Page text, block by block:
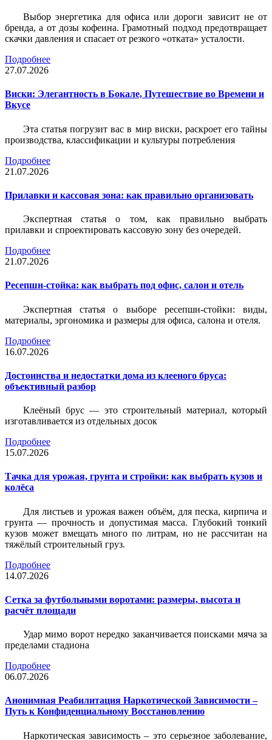
Выбор энергетика для офиса или дороги зависит не от
бренда, а от дозы кофеина. Грамотный подход предотвращает
скачки давления и спасает от резкого «отката» усталости.
Подробнее
27.07.2026
Виски: Элегантность в Бокале, Путешествие во Времени и
Вкусе
Эта статья погрузит вас в мир виски, раскроет его тайны
производства, классификации и культуры потребления
Подробнее
21.07.2026
Прилавки и кассовая зона: как правильно организовать
Экспертная статья о том, как правильно выбрать
прилавки и спроектировать кассовую зону без очередей.
Подробнее
21.07.2026
Ресепшн-стойка: как выбрать под офис, салон и отель
Экспертная статья о выборе ресепшн-стойки: виды,
материалы, эргономика и размеры для офиса, салона и отеля.
Подробнее
16.07.2026
Достоинства и недостатки дома из клееного бруса:
объективный разбор
Клеёный брус — это строительный материал, который
изготавливается из отдельных досок
Подробнее
15.07.2026
Тачка для урожая, грунта и стройки: как выбрать кузов и
колёса
Для листьев и урожая важен объём, для песка, кирпича и
грунта — прочность и допустимая масса. Глубокий тонкий
кузов может вмещать много по литрам, но не рассчитан на
тяжёлый строительный груз.
Подробнее
14.07.2026
Сетка за футбольными воротами: размеры, высота и
расчёт площади
Удар мимо ворот нередко заканчивается поисками мяча за
пределами стадиона
Подробнее
06.07.2026
Анонимная Реабилитация Наркотической Зависимости –
Путь к Конфиденциальному Восстановлению
Наркотическая зависимость – это серьезное заболевание,